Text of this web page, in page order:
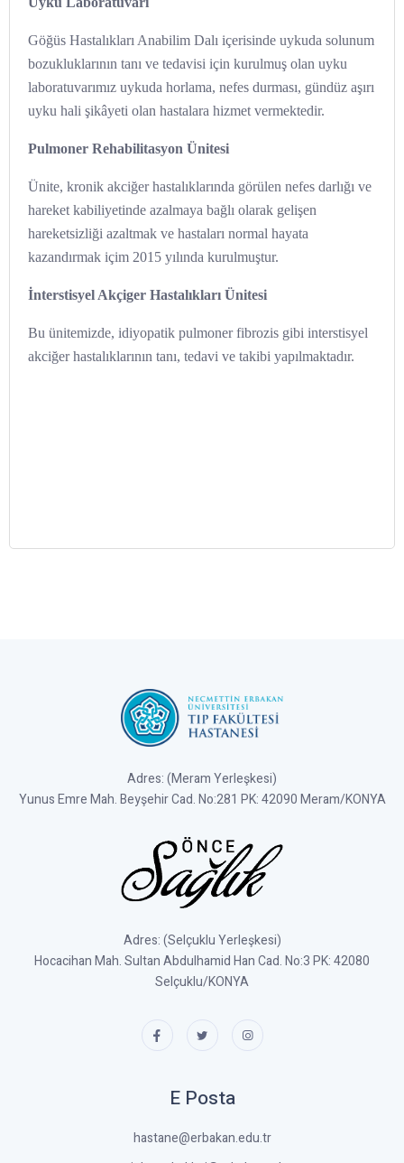
Göğüs Hastalıkları Anabilim Dalı içerisinde uykuda solunum
bozukluklarının tanı ve tedavisi için kurulmuş olan uyku
laboratuvarımız uykuda horlama, nefes durması, gündüz aşırı
uyku hali şikâyeti olan hastalara hizmet vermektedir.
Pulmoner Rehabilitasyon Ünitesi
Ünite, kronik akciğer hastalıklarında görülen nefes darlığı ve
hareket kabiliyetinde azalmaya bağlı olarak gelişen
hareketsizliği azaltmak ve hastaları normal hayata
kazandırmak içim 2015 yılında kurulmuştur.
İnterstisyel Akçiger Hastalıkları Ünitesi
Bu ünitemizde, idiyopatik pulmoner fibrozis gibi interstisyel
akciğer hastalıklarının tanı, tedavi ve takibi yapılmaktadır.
Adres: (Meram Yerleşkesi)
Yunus Emre Mah. Beyşehir Cad. No:281 PK: 42090 Meram/KONYA
Adres: (Selçuklu Yerleşkesi)
Hocacihan Mah. Sultan Abdulhamid Han Cad. No:3 PK: 42080
Selçuklu/KONYA
E Posta
hastane@erbakan.edu.tr